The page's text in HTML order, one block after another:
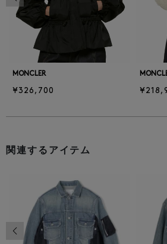
MONCLER
¥326,700
関連するアイテム
前の画像